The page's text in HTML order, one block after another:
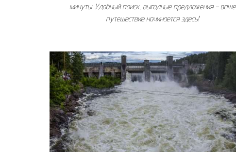
минуты. Удобный поиск, выгодные предложения – ваше
путешествие начинается здесь!